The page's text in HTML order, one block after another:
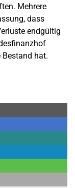
Mehrere
dass
endgültig
Bestand hat.